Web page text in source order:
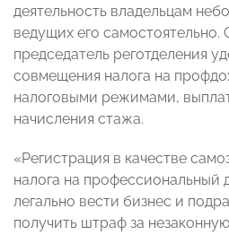
деятельность владельцам
ведущих его
председатель реготделения
совмещения налога на
налоговыми режимами,
начисления стажа.
«Регистрация в качестве
налога на профессиональный
легально вести бизнес и
получить штраф за незаконную